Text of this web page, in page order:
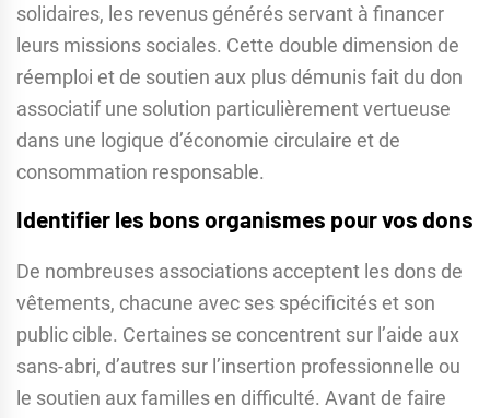
solidaires, les revenus générés servant à financer
leurs missions sociales. Cette double dimension de
réemploi et de soutien aux plus démunis fait du don
associatif une solution particulièrement vertueuse
dans une logique d’économie circulaire et de
consommation responsable.
Identifier les bons organismes pour vos dons
De nombreuses associations acceptent les dons de
vêtements, chacune avec ses spécificités et son
public cible. Certaines se concentrent sur l’aide aux
sans-abri, d’autres sur l’insertion professionnelle ou
le soutien aux familles en difficulté. Avant de faire